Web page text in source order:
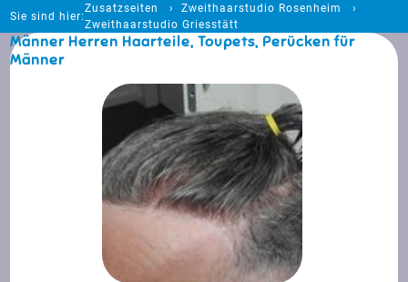
Sie sind hier:
Zusatzseiten
Zweithaarstudio Rosenheim
Zweithaarstudio Griesstätt
Männer Herren Haarteile, Toupets, Perücken für
Männer